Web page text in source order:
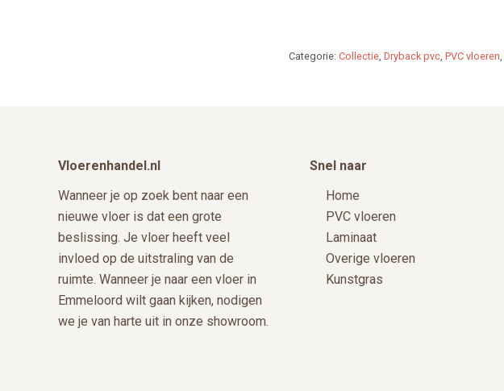
Categorie: Collectie, Dryback pvc, PVC vloeren,
Vloerenhandel.nl
Wanneer je op zoek bent naar een
nieuwe vloer is dat een grote
beslissing. Je vloer heeft veel
invloed op de uitstraling van de
ruimte. Wanneer je naar een vloer in
Emmeloord wilt gaan kijken, nodigen
we je van harte uit in onze showroom.
Snel naar
Home
PVC vloeren
Laminaat
Overige vloeren
Kunstgras